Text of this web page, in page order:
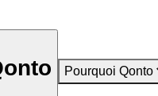
Pourquoi Qonto